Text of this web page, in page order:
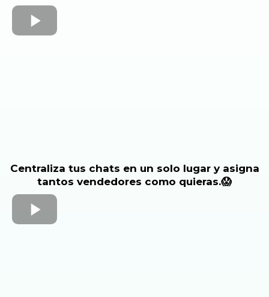
Centraliza tus chats en un solo lugar y asigna
tantos vendedores como quieras.😱